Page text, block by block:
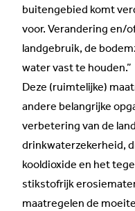
buitengebied komt
voor. Verandering en/
landgebruik, de
water vast te houden.”
Deze (ruimtelijke)
andere belangrijke
verbetering van de
drinkwaterzekerheid,
kooldioxide en het
stikstofrijk
maatregelen de